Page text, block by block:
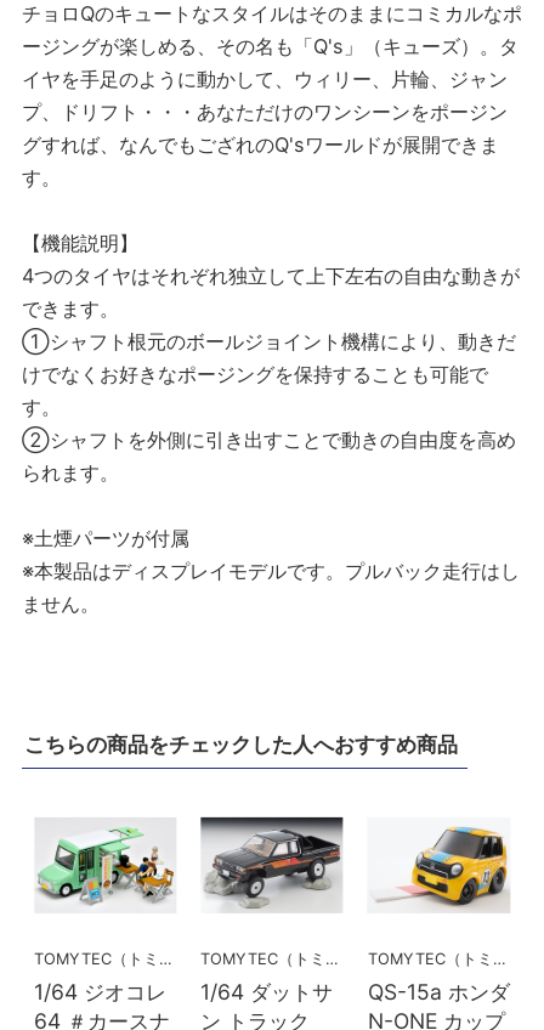
チョロQのキュートなスタイルはそのままにコミカルなポ
ージングが楽しめる、その名も「Q's」（キューズ）。タ
イヤを手足のように動かして、ウィリー、片輪、ジャン
プ、ドリフト・・・あなただけのワンシーンをポージン
グすれば、なんでもござれのQ'sワールドが展開できま
す。
【機能説明】
4つのタイヤはそれぞれ独立して上下左右の自由な動きが
できます。
①シャフト根元のボールジョイント機構により、動きだ
けでなくお好きなポージングを保持することも可能で
す。
②シャフトを外側に引き出すことで動きの自由度を高め
られます。
※土煙パーツが付属
※本製品はディスプレイモデルです。プルバック走行はし
ません。
こちらの商品をチェックした人へおすすめ商品
TOMYTEC（トミーテック）
1/64 ジオコレ
64 ＃カースナ
TOMYTEC（トミーテック）
1/64 ダットサ
ン トラック
TOMYTEC（トミーテック）
QS-15a ホンダ
N-ONE カップ